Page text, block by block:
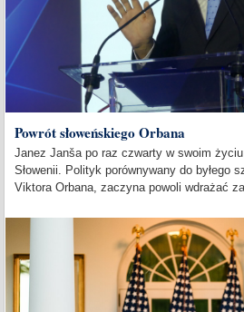
Powrót słoweńskiego Orbana
Janez Janša po raz czwarty w swoim
Słowenii. Polityk porównywany do byłego
Viktora Orbana, zaczyna powoli wdrażać